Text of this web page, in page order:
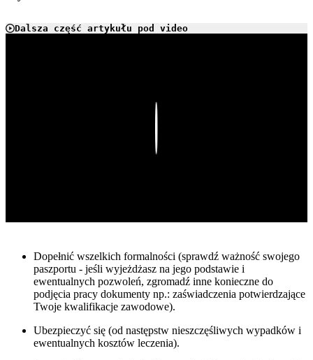
Dalsza część artykułu pod video
Dopełnić wszelkich formalności (sprawdź ważność swojego
paszportu - jeśli wyjeżdżasz na jego podstawie i
ewentualnych pozwoleń, zgromadź inne konieczne do
podjęcia pracy dokumenty np.: zaświadczenia potwierdzające
Twoje kwalifikacje zawodowe).
Ubezpieczyć się (od następstw nieszczęśliwych wypadków i
ewentualnych kosztów leczenia).